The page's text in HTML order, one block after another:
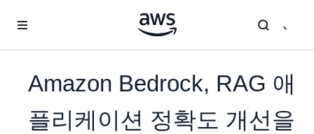
Amazon Bedrock, RAG 애
플리케이션 정확도 개선을